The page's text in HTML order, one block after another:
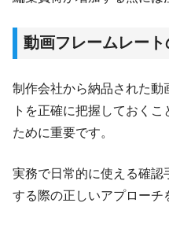
動画フレームレー
制作会社から納品された動
トを正確に把握しておく
ために重要です。
実務で日常的に使える確認
する際の正しいアプローチ